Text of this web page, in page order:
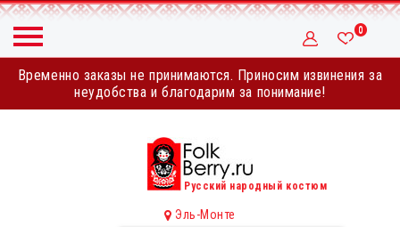
Временно заказы не принимаются. Приносим извинения за
неудобства и благодарим за понимание!
0
Русский народный костюм
Эль-Монте